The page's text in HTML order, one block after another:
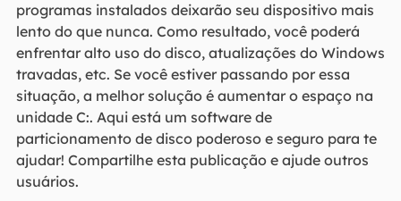
programas instalados deixarão seu dispositivo mais
lento do que nunca. Como resultado, você poderá
enfrentar alto uso do disco, atualizações do Windows
travadas, etc. Se você estiver passando por essa
situação, a melhor solução é aumentar o espaço na
unidade C:. Aqui está um software de
particionamento de disco poderoso e seguro para te
ajudar! Compartilhe esta publicação e ajude outros
usuários.